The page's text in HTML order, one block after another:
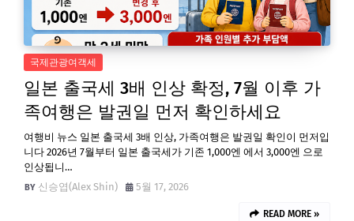
국제관광여객세
일본 출국세 3배 인상 확정, 7월 이후 가
족여행은 발권일 먼저 확인하세요
여행비 뉴스 일본 출국세 3배 인상, 가족여행은 발권일 확인이 먼저입
니다 2026년 7월부터 일본 출국세가 기존 1,000엔 에서 3,000엔 으로
인상됩니…
신승엽(Alex Shin)
5월 17, 2026
READ MORE »